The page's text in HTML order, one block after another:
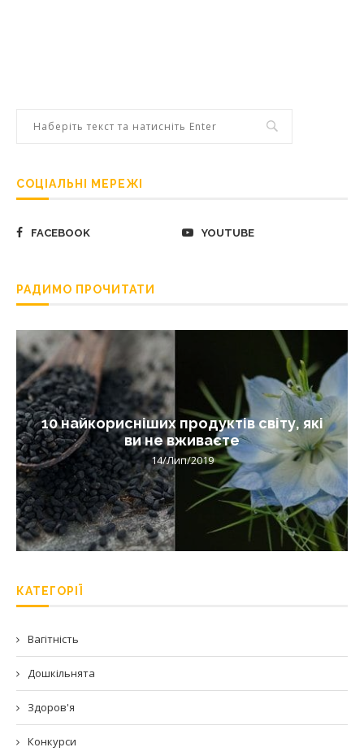
СОЦІАЛЬНІ МЕРЕЖІ
FACEBOOK YOUTUBE
РАДИМО ПРОЧИТАТИ
10 найкорисніших продуктів світу, які
ви не вживаєте
14/Лип/2019
КАТЕГОРІЇ
Вагітність
Дошкільнята
Здоров'я
Конкурси